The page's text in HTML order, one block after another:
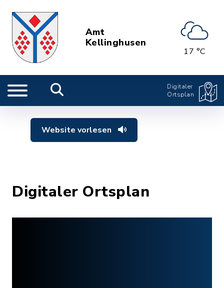
Amt
Kellinghusen
17 °C
Digitaler
Ortsplan
Website vorlesen
Digitaler Ortsplan